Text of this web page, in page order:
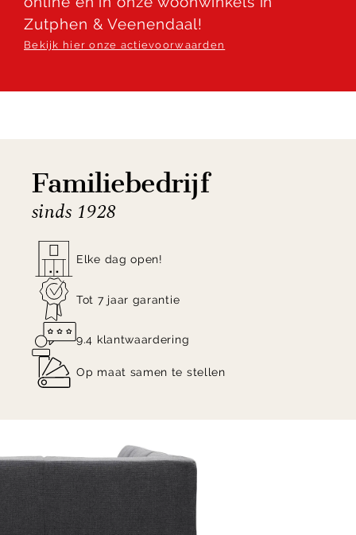
Familiebedrijf
sinds 1928
Elke dag open!
Tot 7 jaar garantie
9.4 klantwaardering
Op maat samen te stellen
Zutphen & Veenendaal!
Bekijk hier onze actievoorwaarden
Item
of